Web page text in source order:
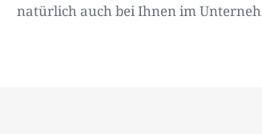
natürlich auch bei Ihnen im